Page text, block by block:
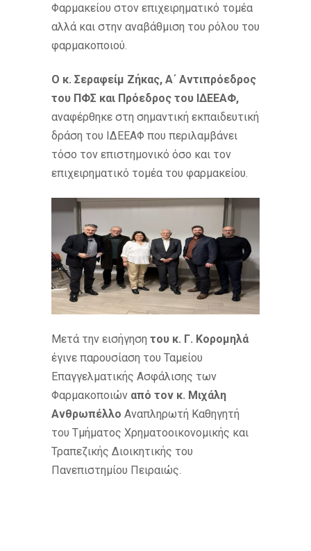
Φαρμακείου στον επιχειρηματικό τομέα
αλλά και στην αναβάθμιση του ρόλου του
φαρμακοποιού.
Ο κ. Σεραφείμ Ζήκας, Α΄ Αντιπρόεδρος
του ΠΦΣ και Πρόεδρος του ΙΔΕΕΑΦ,
αναφέρθηκε στη σημαντική εκπαιδευτική
δράση του ΙΔΕΕΑΦ που περιλαμβάνει
τόσο τον επιστημονικό όσο και τον
επιχειρηματικό τομέα του φαρμακείου.
Μετά την εισήγηση του κ. Γ. Κορομηλά
έγινε παρουσίαση του Ταμείου
Επαγγελματικής Ασφάλισης των
Φαρμακοποιών από τον κ. Μιχάλη
Ανθρωπέλλο Αναπληρωτή Καθηγητή
του Τμήματος Χρηματοοικονομικής και
Τραπεζικής Διοικητικής του
Πανεπιστημίου Πειραιώς.